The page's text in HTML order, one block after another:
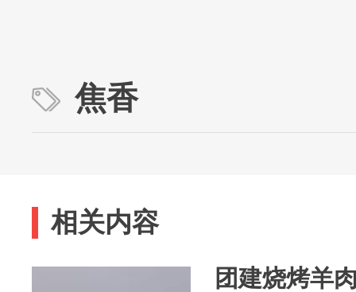
焦香
相关内容
团建烧烤羊